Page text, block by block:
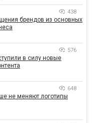
438
брендов из основных
576
в силу новые
648
не меняют логотипы